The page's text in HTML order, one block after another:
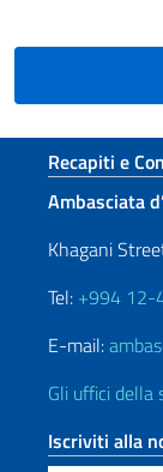
Recapiti e
Ambasciata
Khagani
Tel: +994 12-
E-mail:
Gli uffici della
Iscriviti alla